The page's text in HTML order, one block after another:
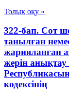
Толық оқу »
322-бап. Сот
танылған
жарияланған
жерін
кодексінің